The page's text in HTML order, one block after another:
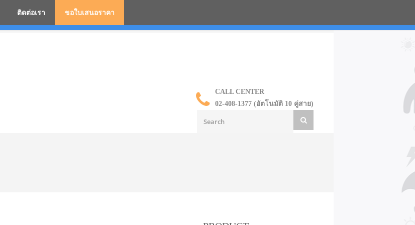
CALL CENTER
02-408-1377 (อัตโนมัติ 10 คู่สาย)
ติดต่อเรา ขอใบเสนอราคา
ก้ ร่มพรีเมี่ยม ร่มตอนเดียว ร่มกอล์ฟ ร่มกลับด้าน ราคาส่ง